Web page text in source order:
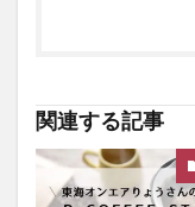
関連する記事